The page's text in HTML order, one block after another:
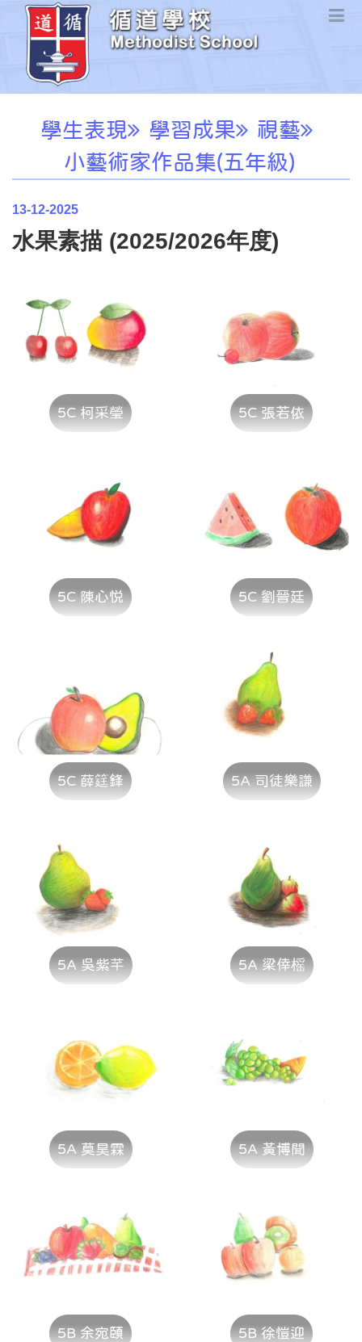
學生表現 學習成果
視藝
小藝術家作品集(五年級)
13-12-2025
水果素描 (2025/2026年度)
5C 柯采瑩 5C 張若依
5C 陳心悦 5C 劉晉廷
5C 薛筳鋒 5A 司徒樂謙
5A 吳紫芊 5A 梁倖榣
5A 莫昊霖 5A 黃博聞
5B 余宛頤 5B 徐愷迎